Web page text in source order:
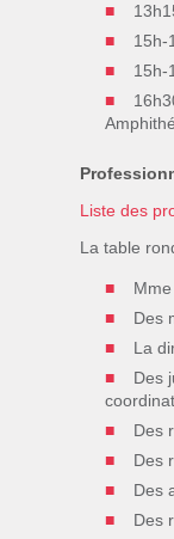
15h-
15h-
Liste des
La table
Des
La
Des
Des
Des
Des
Des